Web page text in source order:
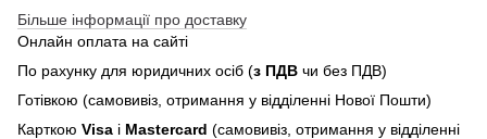
Більше інформації про доставку
Онлайн оплата на сайті
По рахунку для юридичних осіб (з ПДВ чи без ПДВ)
Готівкою (самовивіз, отримання у відділенні Нової Пошти)
Карткою Visa і Mastercard (самовивіз, отримання у відділенні